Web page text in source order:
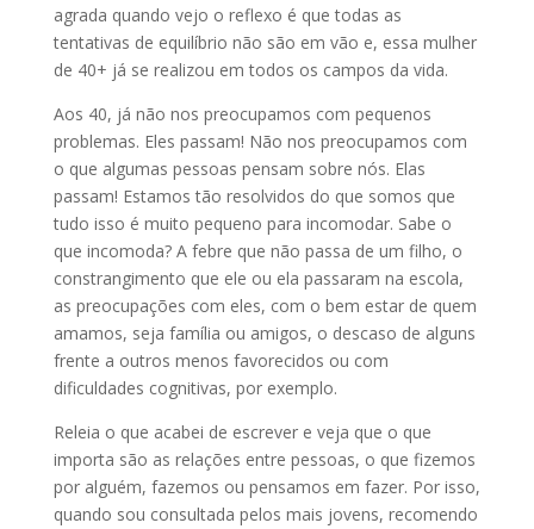
agrada quando vejo o reflexo é que todas as
tentativas de equilíbrio não são em vão e, essa mulher
de 40+ já se realizou em todos os campos da vida.
Aos 40, já não nos preocupamos com pequenos
problemas. Eles passam! Não nos preocupamos com
o que algumas pessoas pensam sobre nós. Elas
passam! Estamos tão resolvidos do que somos que
tudo isso é muito pequeno para incomodar. Sabe o
que incomoda? A febre que não passa de um filho, o
constrangimento que ele ou ela passaram na escola,
as preocupações com eles, com o bem estar de quem
amamos, seja família ou amigos, o descaso de alguns
frente a outros menos favorecidos ou com
dificuldades cognitivas, por exemplo.
Releia o que acabei de escrever e veja que o que
importa são as relações entre pessoas, o que fizemos
por alguém, fazemos ou pensamos em fazer. Por isso,
quando sou consultada pelos mais jovens, recomendo